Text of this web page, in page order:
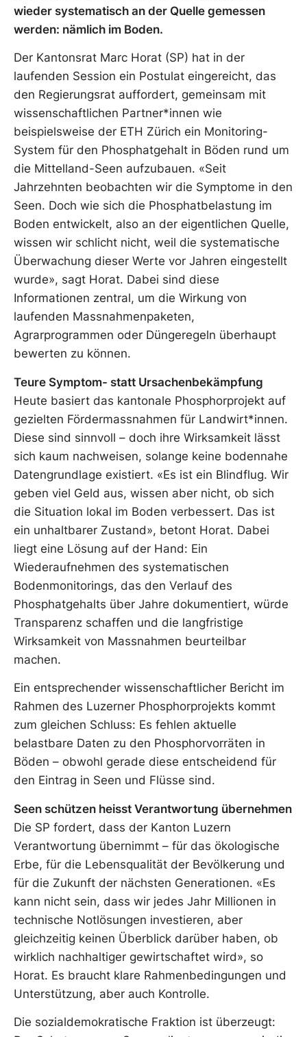
wieder systematisch an der Quelle gemessen
werden: nämlich im Boden.
Der Kantonsrat Marc Horat (SP) hat in der
laufenden Session ein Postulat eingereicht, das
den Regierungsrat auffordert, gemeinsam mit
wissenschaftlichen Partner*innen wie
beispielsweise der ETH Zürich ein Monitoring-
System für den Phosphatgehalt in Böden rund um
die Mittelland-Seen aufzubauen. «Seit
Jahrzehnten beobachten wir die Symptome in den
Seen. Doch wie sich die Phosphatbelastung im
Boden entwickelt, also an der eigentlichen Quelle,
wissen wir schlicht nicht, weil die systematische
Überwachung dieser Werte vor Jahren eingestellt
wurde», sagt Horat. Dabei sind diese
Informationen zentral, um die Wirkung von
laufenden Massnahmenpaketen,
Agrarprogrammen oder Düngeregeln überhaupt
bewerten zu können.
Teure Symptom- statt Ursachenbekämpfung
Heute basiert das kantonale Phosphorprojekt auf
gezielten Fördermassnahmen für Landwirt*innen.
Diese sind sinnvoll – doch ihre Wirksamkeit lässt
sich kaum nachweisen, solange keine bodennahe
Datengrundlage existiert. «Es ist ein Blindflug. Wir
geben viel Geld aus, wissen aber nicht, ob sich
die Situation lokal im Boden verbessert. Das ist
ein unhaltbarer Zustand», betont Horat. Dabei
liegt eine Lösung auf der Hand: Ein
Wiederaufnehmen des systematischen
Bodenmonitorings, das den Verlauf des
Phosphatgehalts über Jahre dokumentiert, würde
Transparenz schaffen und die langfristige
Wirksamkeit von Massnahmen beurteilbar
machen.
Ein entsprechender wissenschaftlicher Bericht im
Rahmen des Luzerner Phosphorprojekts kommt
zum gleichen Schluss: Es fehlen aktuelle
belastbare Daten zu den Phosphorvorräten in
Böden – obwohl gerade diese entscheidend für
den Eintrag in Seen und Flüsse sind.
Seen schützen heisst Verantwortung übernehmen
Die SP fordert, dass der Kanton Luzern
Verantwortung übernimmt – für das ökologische
Erbe, für die Lebensqualität der Bevölkerung und
für die Zukunft der nächsten Generationen. «Es
kann nicht sein, dass wir jedes Jahr Millionen in
technische Notlösungen investieren, aber
gleichzeitig keinen Überblick darüber haben, ob
wirklich nachhaltiger gewirtschaftet wird», so
Horat. Es braucht klare Rahmenbedingungen und
Unterstützung, aber auch Kontrolle.
Die sozialdemokratische Fraktion ist überzeugt: